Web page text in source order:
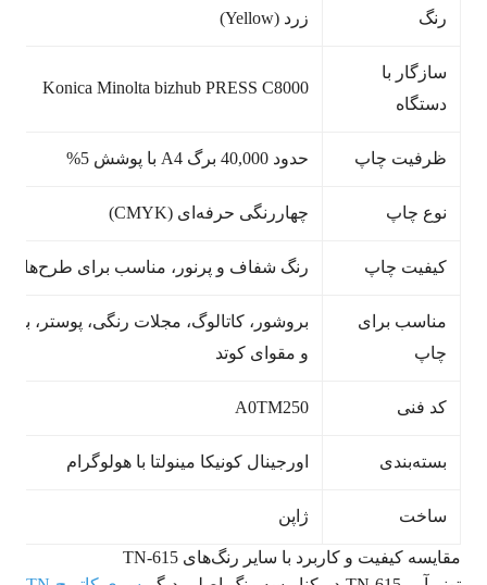
رنگ زرد (Yellow)
سازگار با
دستگاه
Konica Minolta bizhub PRESS C8000
ظرفیت چاپ حدود 40,000 برگ A4 با پوشش 5%
نوع چاپ چهاررنگی حرفه‌ای (CMYK)
کیفیت چاپ رنگ شفاف و پرنور، مناسب برای طرح‌های
مناسب برای
چاپ
بروشور، کاتالوگ، مجلات رنگی، پوستر،
و مقوای کوتد
کد فنی A0TM250
بسته‌بندی اورجینال کونیکا مینولتا با هولوگرام
ساخت ژاپن
مقایسه کیفیت و کاربرد با سایر رنگ‌های TN-615